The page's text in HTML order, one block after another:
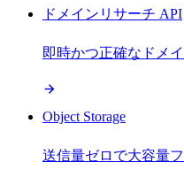
ドメインリサーチ API
即時かつ正確なドメ
Object Storage
送信量ゼロで大容量